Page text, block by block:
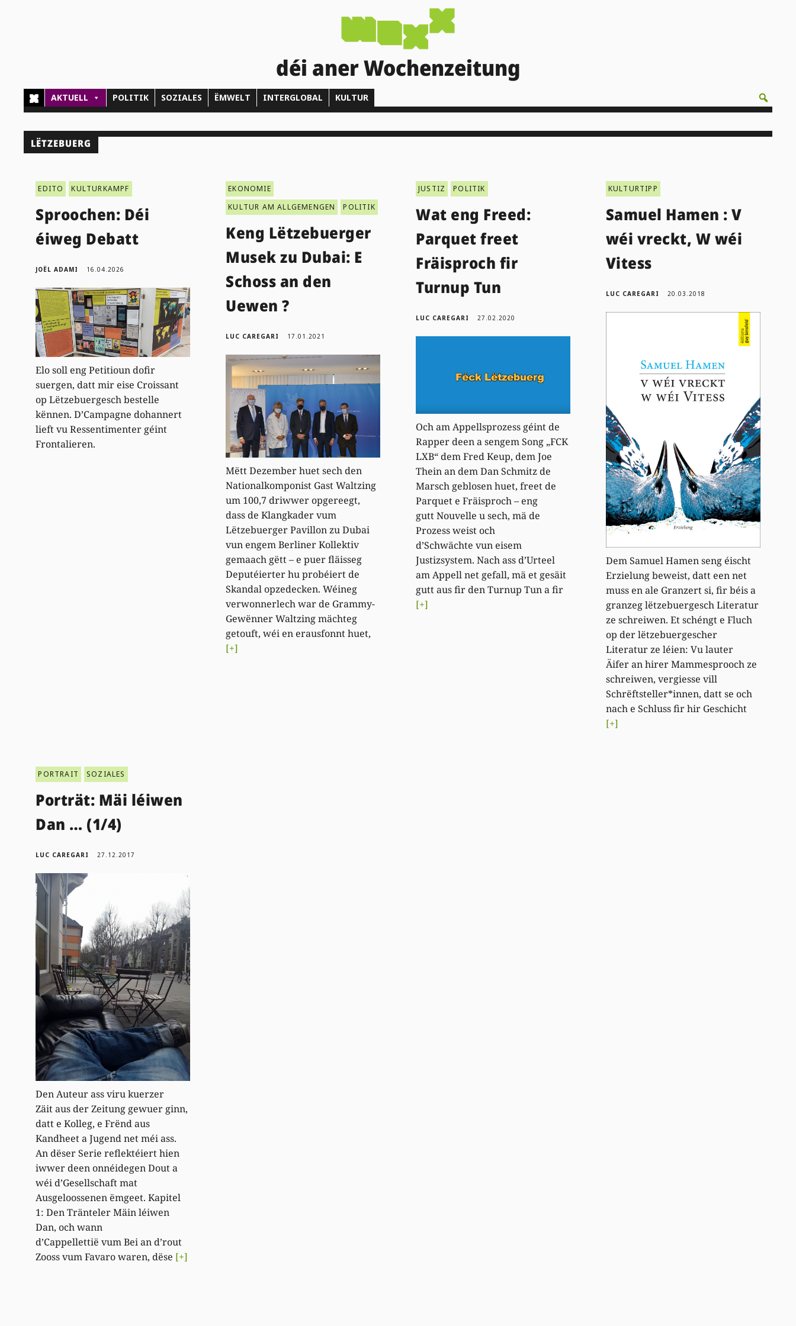
déi aner Wochenzeitung
AKTUELL POLITIK SOZIALES ËMWELT INTERGLOBAL KULTUR
LËTZEBUERG
EDITO KULTURKAMPF
Sproochen: Déi
éiweg Debatt
JOËL ADAMI 16.04.2026
Elo soll eng Petitioun dofir
suergen, datt mir eise Croissant
op Lëtzebuergesch bestelle
kënnen. D’Campagne dohannert
lieft vu Ressentimenter géint
Frontalieren.
EKONOMIE
KULTUR AM ALLGEMENGEN
POLITIK
Keng Lëtzebuerger
Musek zu Dubai: E
Schoss an den
Uewen ?
LUC CAREGARI 17.01.2021
Mëtt Dezember huet sech den
Nationalkomponist Gast Waltzing
um 100,7 driwwer opgereegt,
dass de Klangkader vum
Lëtzebuerger Pavillon zu Dubai
vun engem Berliner Kollektiv
gemaach gëtt – e puer fläisseg
Deputéierter hu probéiert de
Skandal opzedecken. Wéineg
verwonnerlech war de Grammy-
Gewënner Waltzing mächteg
getouft, wéi en erausfonnt huet,
[+]
JUSTIZ POLITIK
Wat eng Freed:
Parquet freet
Fräisproch fir
Turnup Tun
LUC CAREGARI 27.02.2020
Och am Appellsprozess géint de
Rapper deen a sengem Song „FCK
LXB“ dem Fred Keup, dem Joe
Thein an dem Dan Schmitz de
Marsch geblosen huet, freet de
Parquet e Fräisproch – eng
gutt Nouvelle u sech, mä de
Prozess weist och
d’Schwächte vun eisem
Justizsystem. Nach ass d’Urteel
am Appell net gefall, mä et gesäit
gutt aus fir den Turnup Tun a fir
[+]
KULTURTIPP
Samuel Hamen : V
wéi vreckt, W wéi
Vitess
LUC CAREGARI 20.03.2018
Dem Samuel Hamen seng éischt
Erzielung beweist, datt een net
muss en ale Granzert si, fir béis a
granzeg lëtzebuergesch Literatur
ze schreiwen. Et schéngt e Fluch
op der lëtzebuergescher
Literatur ze léien: Vu lauter
Äifer an hirer Mammesprooch ze
schreiwen, vergiesse vill
Schrëftsteller*innen, datt se och
nach e Schluss fir hir Geschicht
[+]
PORTRAIT SOZIALES
Porträt: Mäi léiwen
Dan … (1/4)
LUC CAREGARI 27.12.2017
Den Auteur ass viru kuerzer
Zäit aus der Zeitung gewuer ginn,
datt e Kolleg, e Frënd aus
Kandheet a Jugend net méi ass.
An dëser Serie reflektéiert hien
iwwer deen onnéidegen Dout a
wéi d’Gesellschaft mat
Ausgeloossenen ëmgeet. Kapitel
1: Den Tränteler Mäin léiwen
Dan, och wann
d’Cappellettië vum Bei an d’rout
Zooss vum Favaro waren, dëse [+]